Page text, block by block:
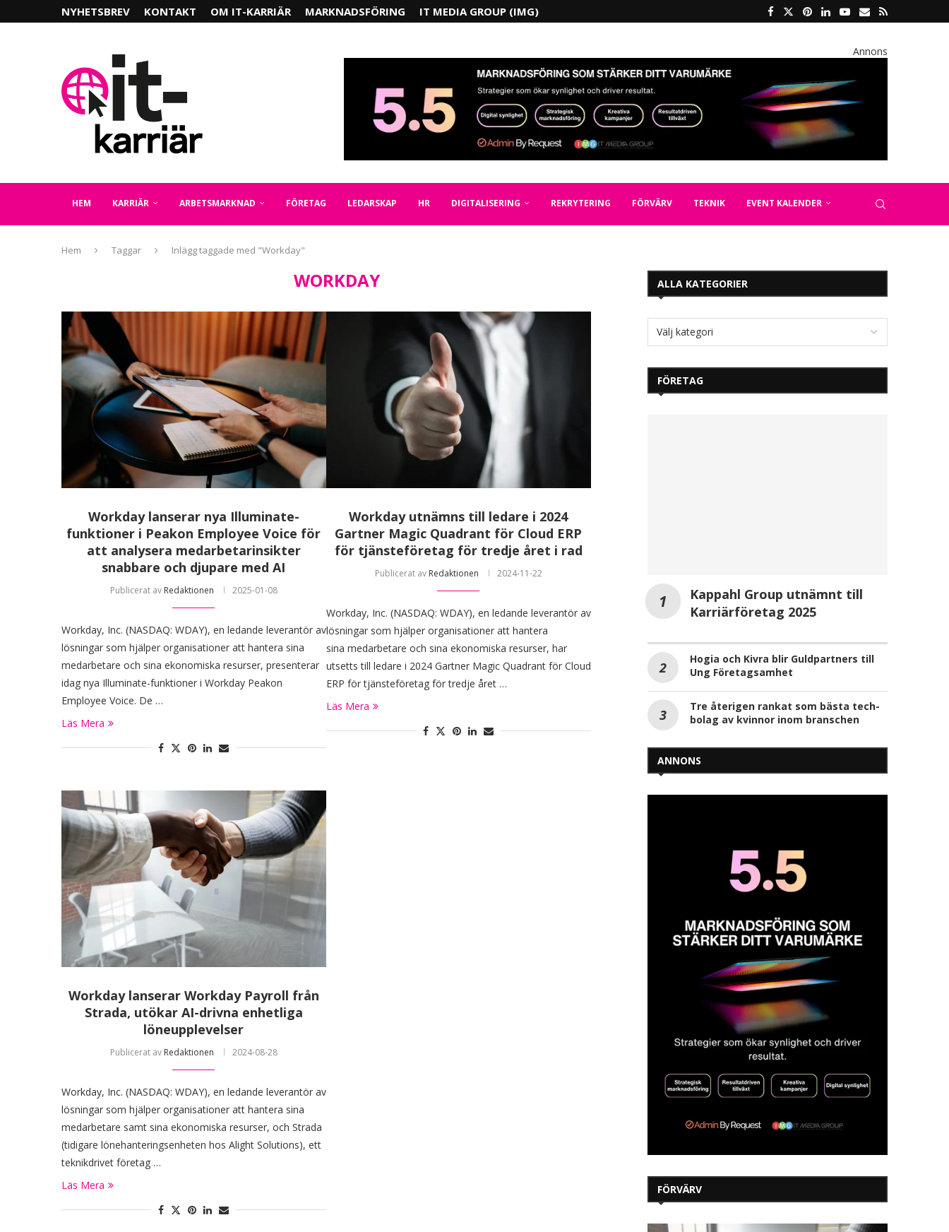
NYHETSBREV KONTAKT OM IT-KARRIÄR MARKNADSFÖRING IT MEDIA GROUP (IMG)
Annons
HEM KARRIÄR ARBETSMARKNAD FÖRETAG LEDARSKAP HR DIGITALISERING REKRYTERING FÖRVÄRV TEKNIK EVENT KALENDER
Hem Taggar Inlägg taggade med "Workday"
WORKDAY
Workday lanserar nya Illuminate-
funktioner i Peakon Employee Voice för
att analysera medarbetarinsikter
snabbare och djupare med AI
Publicerat av Redaktionen 2025-01-08
Workday, Inc. (NASDAQ: WDAY), en ledande leverantör av
lösningar som hjälper organisationer att hantera sina
medarbetare och sina ekonomiska resurser, presenterar
idag nya Illuminate-funktioner i Workday Peakon
Employee Voice. De …
Läs Mera
Workday utnämns till ledare i 2024
Gartner Magic Quadrant för Cloud ERP
för tjänsteföretag för tredje året i rad
Publicerat av Redaktionen 2024-11-22
Workday, Inc. (NASDAQ: WDAY), en ledande leverantör av
lösningar som hjälper organisationer att hantera
sina medarbetare och sina ekonomiska resurser, har
utsetts till ledare i 2024 Gartner Magic Quadrant för Cloud
ERP för tjänsteföretag för tredje året …
Läs Mera
Workday lanserar Workday Payroll från
Strada, utökar AI-drivna enhetliga
löneupplevelser
Publicerat av Redaktionen 2024-08-28
Workday, Inc. (NASDAQ: WDAY), en ledande leverantör av
lösningar som hjälper organisationer att hantera sina
medarbetare samt sina ekonomiska resurser, och Strada
(tidigare lönehanteringsenheten hos Alight Solutions), ett
teknikdrivet företag …
Läs Mera
ALLA KATEGORIER
FÖRETAG
Kappahl Group utnämnt till
Karriärföretag 2025
Hogia och Kivra blir Guldpartners till
Ung Företagsamhet
Tre återigen rankat som bästa tech-
bolag av kvinnor inom branschen
ANNONS
FÖRVÄRV